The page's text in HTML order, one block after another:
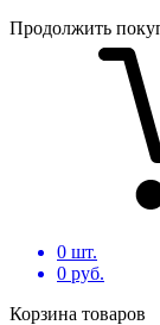
Продолжить
0 шт.
0 руб.
Корзина товаров